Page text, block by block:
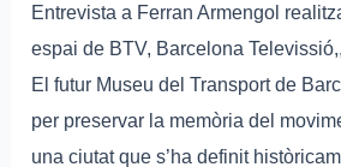
Entrevista a Ferran Armengol
espai de BTV, Barcelona
El futur Museu del Transport de
per preservar la memòria del
una ciutat que s’ha definit